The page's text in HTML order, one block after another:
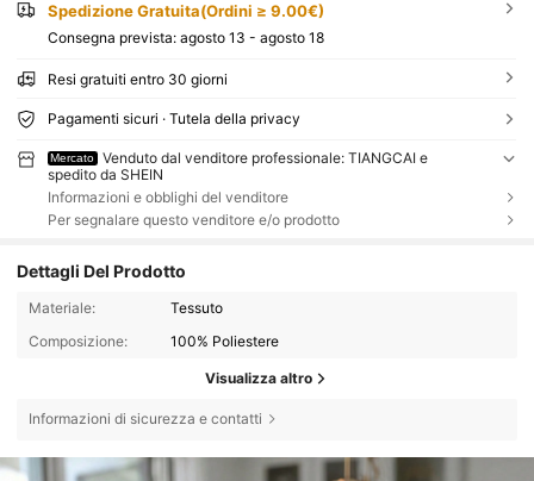
Spedizione Gratuita(Ordini ≥ 9.00€)
Consegna prevista: agosto 13 - agosto 18
Resi gratuiti entro 30 giorni
Pagamenti sicuri · Tutela della privacy
Mercato
Venduto dal venditore professionale: TIANGCAI e
spedito da SHEIN
Informazioni e obblighi del venditore
Per segnalare questo venditore e/o prodotto
Dettagli Del Prodotto
Materiale:
Tessuto
Composizione:
100% Poliestere
Visualizza altro
Informazioni di sicurezza e contatti